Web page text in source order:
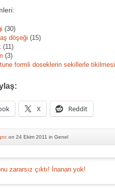
(30)
döşeği (15)
(11)
(3)
formli doseklerin sekillerle tikilmesi
X Reddit
on 24 Ekim 2011 in Genel
zararsız çıktı! İnanan yok!